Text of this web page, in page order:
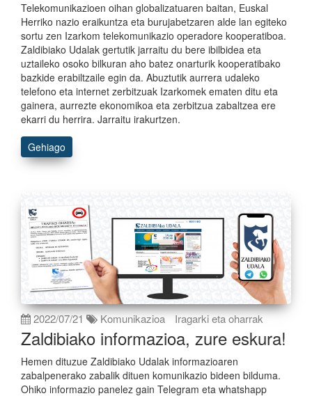
Telekomunikazioen oihan globalizatuaren baitan, Euskal
Herriko nazio eraikuntza eta burujabetzaren alde lan egiteko
sortu zen Izarkom telekomunikazio operadore kooperatiboa.
Zaldibiako Udalak gertutik jarraitu du bere ibilbidea eta
uztaileko osoko bilkuran aho batez onarturik kooperatibako
bazkide erabiltzaile egin da. Abuztutik aurrera udaleko
telefono eta internet zerbitzuak Izarkomek ematen ditu eta
gainera, aurrezte ekonomikoa eta zerbitzua zabaltzea ere
ekarri du herrira. Jarraitu irakurtzen.
Gehiago
2022/07/21 Komunikazioa Iragarki eta oharrak
Zaldibiako informazioa, zure eskura!
Hemen dituzue Zaldibiako Udalak informazioaren
zabalpenerako zabalik dituen komunikazio bideen bilduma.
Ohiko informazio panelez gain Telegram eta whatshapp